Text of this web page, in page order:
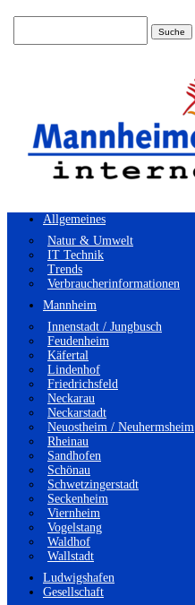
Allgemeines
Natur & Umwelt
IT Technik
Trends
Verbraucherinformationen
Mannheim
Innenstadt / Jungbusch
Feudenheim
Käfertal
Lindenhof
Friedrichsfeld
Neckarau
Neckarstadt
Neuostheim / Neuhermsheim
Rheinau
Sandhofen
Schönau
Schwetzingerstadt
Seckenheim
Viernheim
Vogelstang
Waldhof
Wallstadt
Ludwigshafen
Gesellschaft